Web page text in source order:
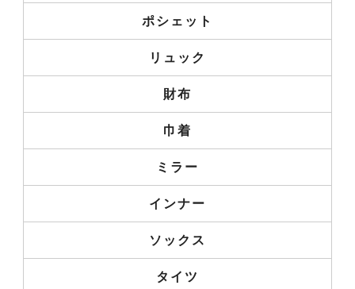
ポシェット
リュック
財布
巾着
ミラー
インナー
ソックス
タイツ